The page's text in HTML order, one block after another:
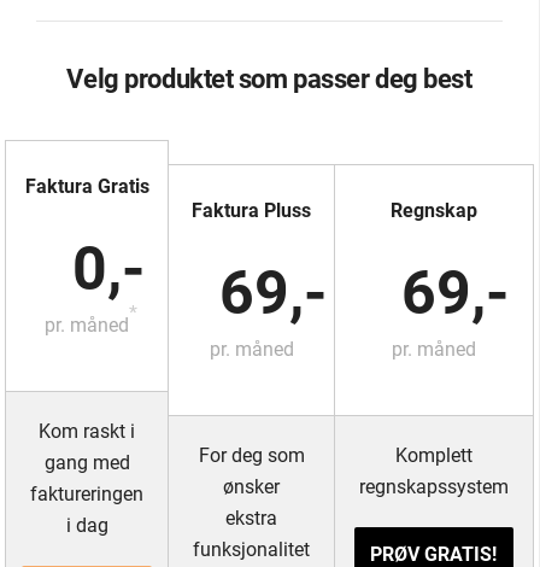
Velg produktet som passer deg best
Faktura Gratis
0,-
pr. måned
*
Kom raskt i
gang med
faktureringen
i dag
Faktura Pluss
69,-
pr. måned
For deg som
ønsker
ekstra
funksjonalitet
Regnskap
69,-
pr. måned
Komplett
regnskapssystem
PRØV GRATIS!